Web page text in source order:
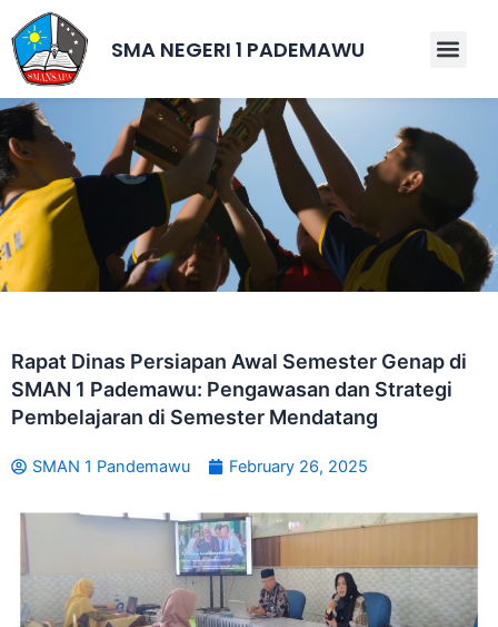
to
content
SMA NEGERI 1 PADEMAWU
Rapat Dinas Persiapan Awal Semester Genap di
SMAN 1 Pademawu: Pengawasan dan Strategi
Pembelajaran di Semester Mendatang
SMAN 1 Pandemawu February 26, 2025